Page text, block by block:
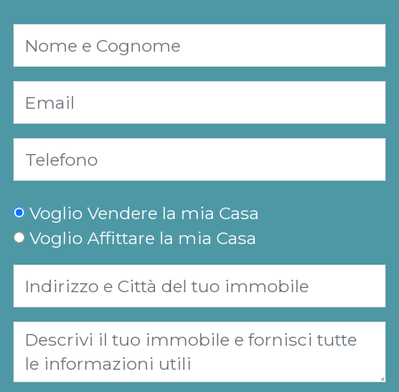
Voglio Vendere la mia Casa
Voglio Affittare la mia Casa